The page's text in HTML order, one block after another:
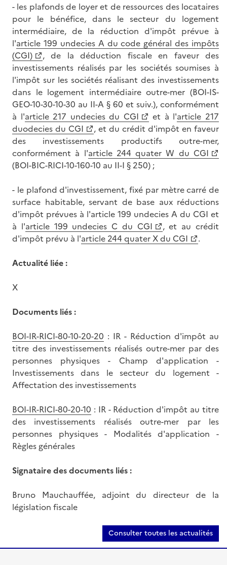
- les plafonds de loyer et de ressources des locataires
pour le bénéfice, dans le secteur du logement
intermédiaire, de la réduction d'impôt prévue à
l'article 199 undecies A du code général des impôts
(CGI)
, de la déduction fiscale en faveur des
investissements réalisés par les sociétés soumises à
l'impôt sur les sociétés réalisant des investissements
dans le logement intermédiaire outre-mer (BOI-IS-
GEO-10-30-10-30 au II-A § 60 et suiv.), conformément
à l'article 217 undecies du CGI et à l'article 217
duodecies du CGI
, et du crédit d'impôt en faveur
des investissements productifs outre-mer,
conformément à l'article 244 quater W du CGI
(BOI-BIC-RICI-10-160-10 au II-I § 250) ;
- le plafond d'investissement, fixé par mètre carré de
surface habitable, servant de base aux réductions
d'impôt prévues à l'article 199 undecies A du CGI et
à l'article 199 undecies C du CGI
, et au crédit
d'impôt prévu à l'article 244 quater X du CGI
.
Actualité liée :
X
Documents liés :
BOI-IR-RICI-80-10-20-20 : IR - Réduction d'impôt au
titre des investissements réalisés outre-mer par des
personnes physiques - Champ d'application -
Investissements dans le secteur du logement -
Affectation des investissements
BOI-IR-RICI-80-20-10 : IR - Réduction d'impôt au titre
des investissements réalisés outre-mer par les
personnes physiques - Modalités d'application -
Règles générales
Signataire des documents liés :
Bruno Mauchauffée, adjoint du directeur de la
législation fiscale
Consulter toutes les actualités